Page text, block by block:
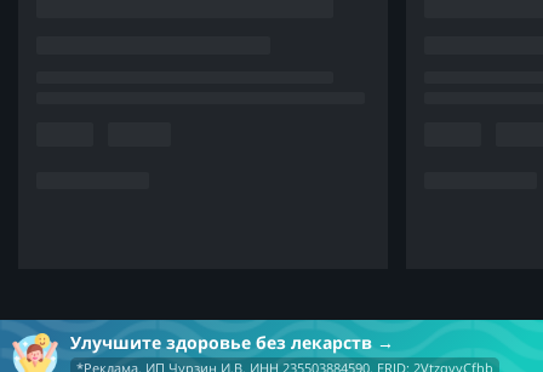
Улучшите здоровье без лекарств
*Реклама. ИП Чурзин И.В. ИНН 235503884590. ERID: 2VtzqvyCfhb